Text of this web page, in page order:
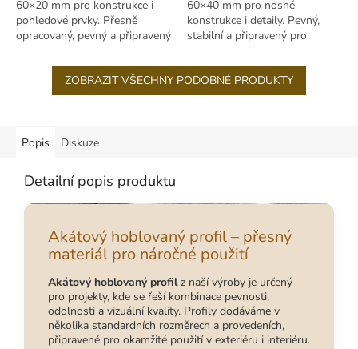
60×20 mm pro konstrukce i
pohledové prvky. Přesně
opracovaný, pevný a připravený
60×40 mm pro nosné
konstrukce i detaily. Pevný,
stabilní a připravený pro
ZOBRAZIT VŠECHNY PODOBNÉ PRODUKTY
Popis Diskuze
Detailní popis produktu
Akátový hoblovaný profil – přesný
materiál pro náročné použití
Akátový hoblovaný profilz naší výroby je určený
pro projekty, kde se řeší kombinace pevnosti,
odolnosti a vizuální kvality. Profily dodáváme v
několika standardních rozměrech a provedeních,
připravené pro okamžité použití v exteriéru i interiéru.